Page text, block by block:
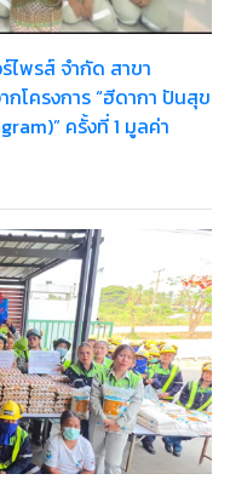
ไพรส์ จำกัด สาขา
โครงการ “ฮีดากา ปันสุข
ครั้งที่ 1 มูลค่า